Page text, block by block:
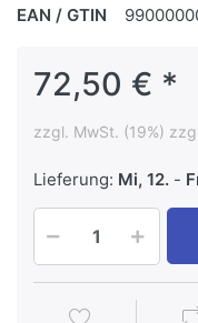
EAN / GTIN
72,50 € *
zzgl. MwSt. (19%)
Lieferung: Mi, 12. -